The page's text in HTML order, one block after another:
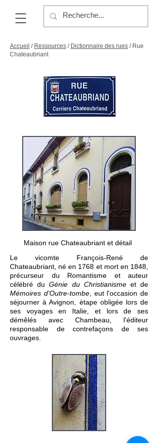
Accueil / Ressources / Dictionnaire des rues / Rue
Chateaubriant
Maison rue Chateaubriant et détail
Le vicomte François-René de
Chateaubriant, né en 1768 et mort en 1848,
précurseur du Romantisme et auteur
célébré duGénie du Christianismeet de
Mémoires d'Outre-tombe, eut l'occasion de
séjourner à Avignon, étape obligée lors de
ses voyages en Italie, et lors de ses
démêlés avec Chambeau, l'éditeur
responsable de contrefaçons de ses
ouvrages.